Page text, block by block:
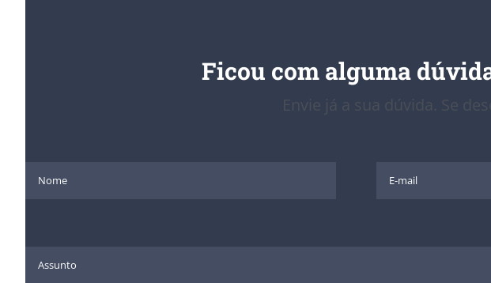
Ficou com alguma
Envie já a sua dúvida. Se